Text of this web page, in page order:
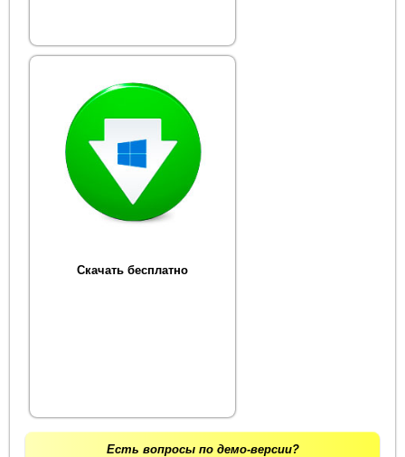
Скачать бесплатно
Есть вопросы по демо-версии?